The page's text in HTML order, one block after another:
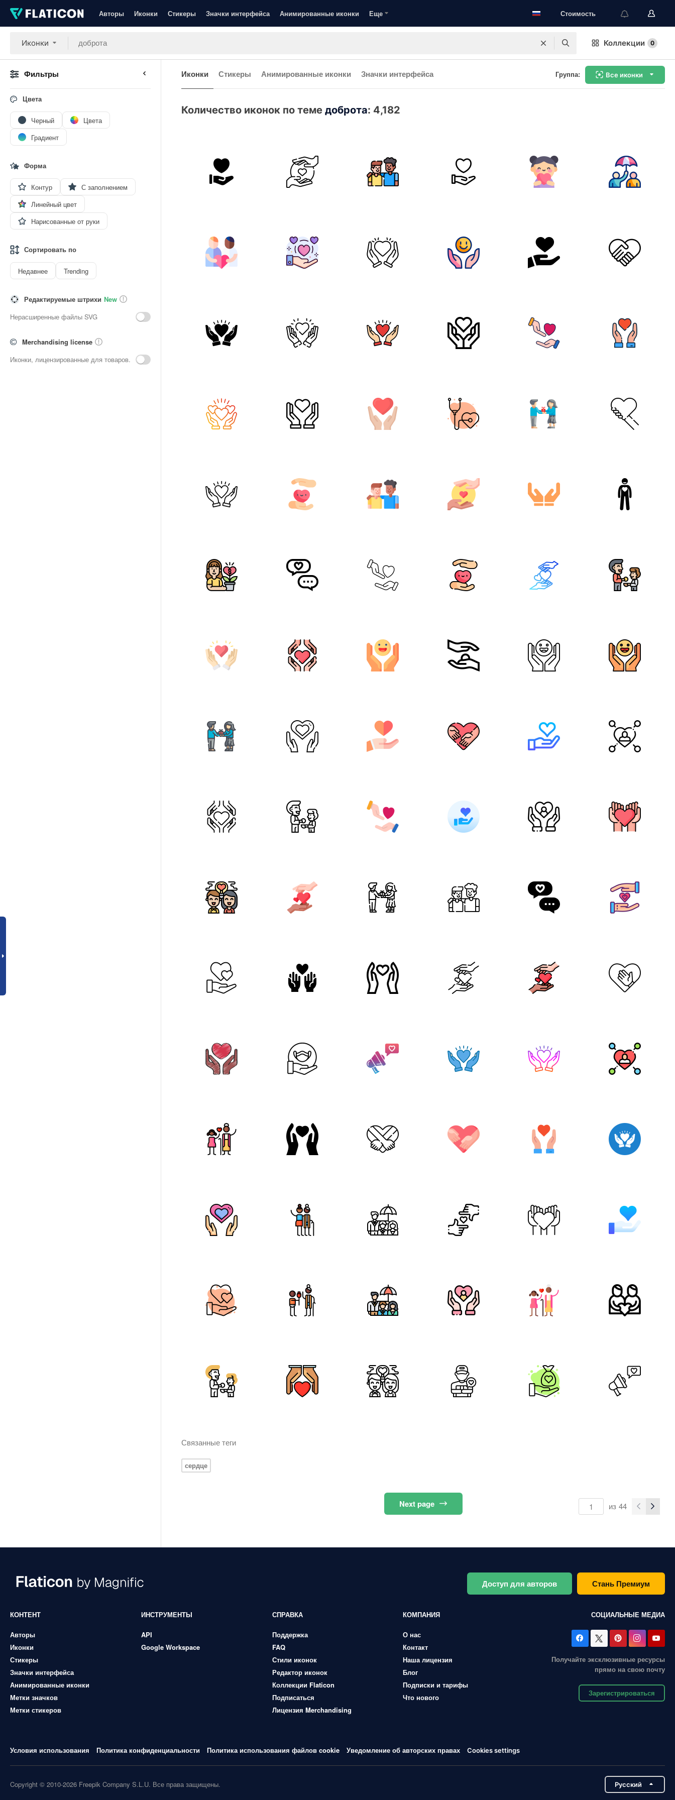
Авторы Иконки Стикеры Значки интерфейса Анимированные иконки Еще Стоимость
Иконки Коллекции 0
Фильтры
Цвета
Черный
Цвета
Градиент
Форма
Контур
С заполнением
Линейный цвет
Нарисованные от руки
Сортировать по
Недавнее Trending
Редактируемые штрихи New
Нерасширенные файлы SVG
Merchandising license
Иконки, лицензированные для товаров.
Иконки Стикеры Анимированные иконки Значки интерфейса Группа: Все иконки
Количество иконок по теме доброта: 4,182
Связанные теги
сердце
Nextpage из 44
Доступ для авторов Стань Премиум
КОНТЕНТ
Авторы
Иконки
Стикеры
Значки интерфейса
Анимированные иконки
Метки значков
Метки стикеров
ИНСТРУМЕНТЫ
API
Google Workspace
СПРАВКА
Поддержка
FAQ
Стили иконок
Редактор иконок
Коллекции Flaticon
Подписаться
Лицензия Merchandising
КОМПАНИЯ
О нас
Контакт
Наша лицензия
Блог
Подписки и тарифы
Что нового
СОЦИАЛЬНЫЕ МЕДИА
Получайте эксклюзивные ресурсы
прямо на свою почту
Зарегистрироваться
Условия использования Политика конфиденциальности Политика использования файлов cookie Уведомление об авторских правах Cookies settings
Copyright © 2010-2026 Freepik Company S.L.U. Все права защищены. Pусский